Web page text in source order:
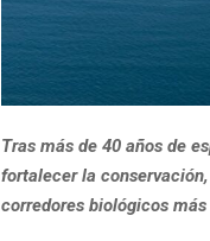
Tras más de 40 años de
fortalecer la
corredores biológicos